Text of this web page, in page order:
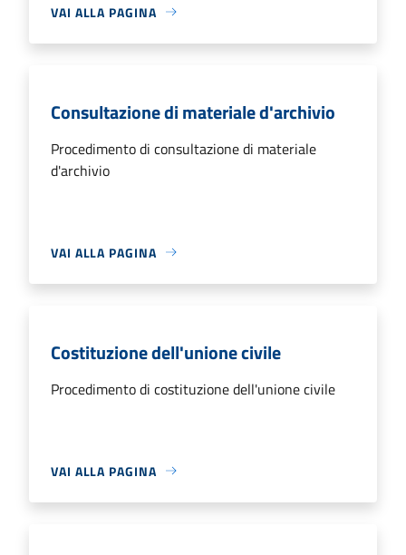
VAI ALLA PAGINA
Consultazione di materiale d'archivio
Procedimento di consultazione di materiale
d'archivio
VAI ALLA PAGINA
Costituzione dell'unione civile
Procedimento di costituzione dell'unione civile
VAI ALLA PAGINA